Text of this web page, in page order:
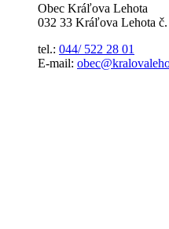
Obec Kráľova Lehota
032 33 Kráľova Lehota
tel.: 044/ 522 28 01
E-mail: